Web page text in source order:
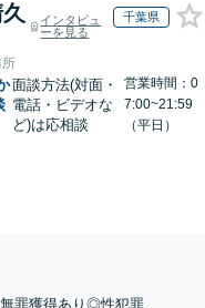
インタビュ
ーを見る
千葉県
所
面談方法(対面・
電話・ビデオな
ど)は応相談
営業時間：0
7:00~21:59
（平日）
罪獲得あり◎性犯罪、